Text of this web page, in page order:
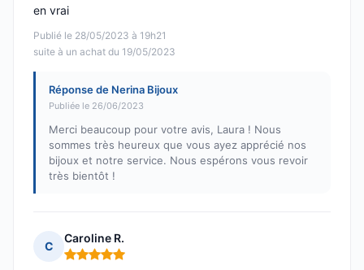
Publié le 28/05/2023 à 19h21
suite à un achat du 19/05/2023
en vrai
Réponse de Nerina Bijoux
Publiée le 26/06/2023
Merci beaucoup pour votre avis, Laura ! Nous
sommes très heureux que vous ayez apprécié nos
bijoux et notre service. Nous espérons vous revoir
très bientôt !
C
Caroline R.
Note : 5 sur 5